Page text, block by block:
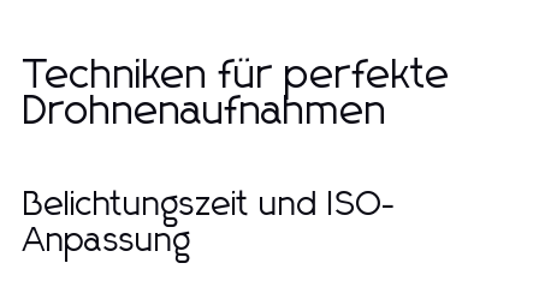
Techniken für perfekte
Drohnenaufnahmen
Belichtungszeit und ISO-
Anpassung